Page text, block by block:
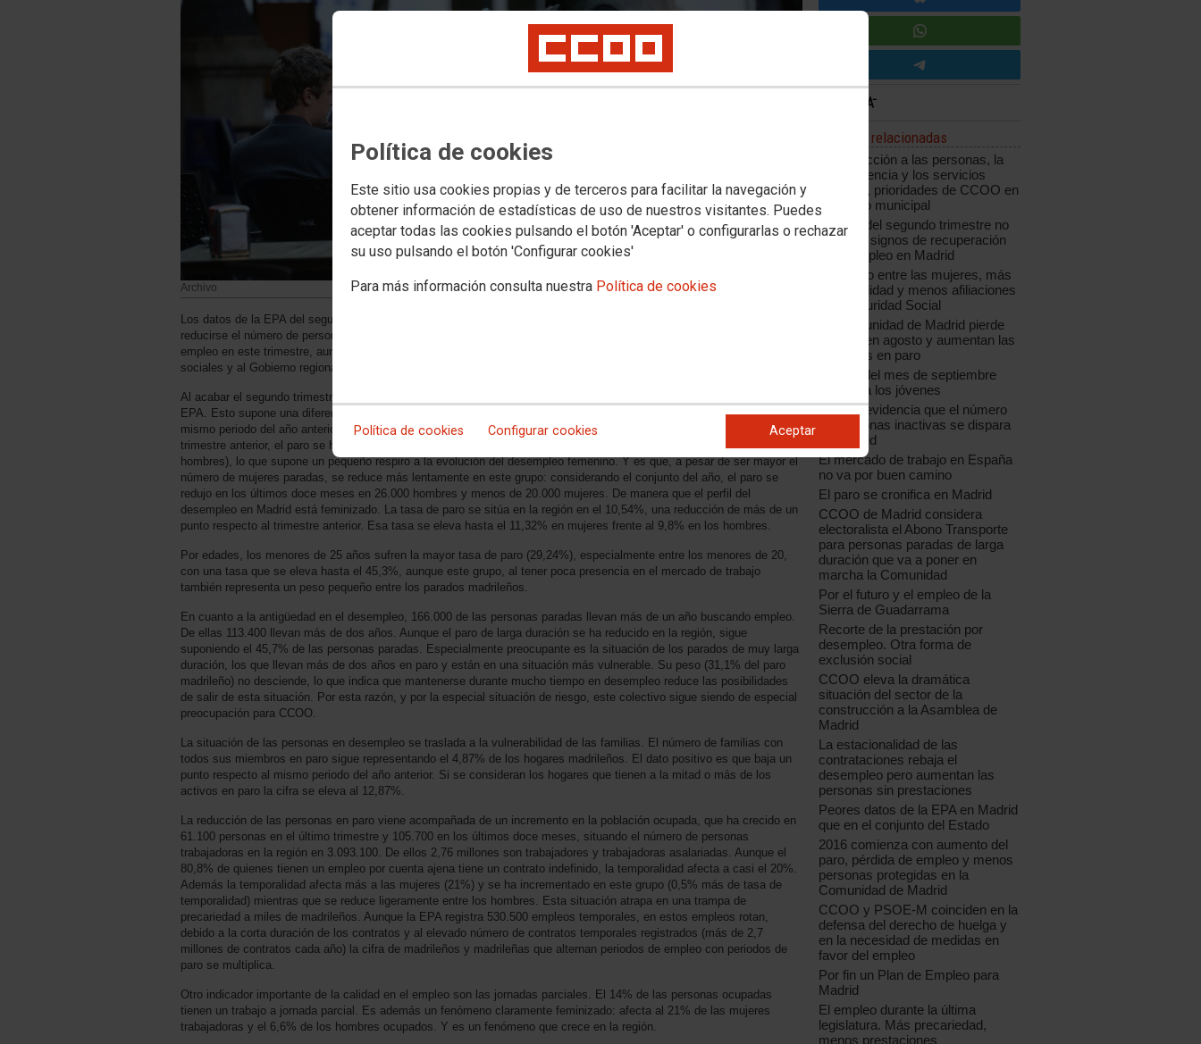
Política de cookies
Este sitio usa cookies propias y de terceros para facilitar la navegación y
obtener información de estadísticas de uso de nuestros visitantes. Puedes
aceptar todas las cookies pulsando el botón 'Aceptar' o configurarlas o rechazar
su uso pulsando el botón 'Configurar cookies'
Para más información consulta nuestra Política de cookies
Política de cookies Configurar cookies Aceptar
Archivo
Los datos de la EPA del segundo trimestre del año arrojan resultados positivos desde el punto de vista del empleo, al
reducirse el número de personas desempleadas en 37.300 personas y aumentar la ocupación en 61.100. Los datos de
empleo en este trimestre, aunque ligados a la actividad estacional, resultan positivos y llaman a las organizaciones
sociales y al Gobierno regional a salir de la parálisis y mantener el diálogo social para afrontar los retos pendientes.
Al acabar el segundo trimestre la Comunidad de Madrid tenía a 364.600 personas en desempleo, según los datos de la
EPA. Esto supone una diferencia de 37.300 parados menos con respecto al primer trimestre y 45.700 respecto al
mismo periodo del año anterior. De las personas paradas, 173.000 eran hombres y 191.600 mujeres. Respecto al
trimestre anterior, el paro se ha reducido más en las mujeres, (24.000 mujeres paradas menos frente a 13.000
hombres), lo que supone un pequeño respiro a la evolución del desempleo femenino. Y es que, a pesar de ser mayor el
número de mujeres paradas, se reduce más lentamente en este grupo: considerando el conjunto del año, el paro se
redujo en los últimos doce meses en 26.000 hombres y menos de 20.000 mujeres. De manera que el perfil del
desempleo en Madrid está feminizado. La tasa de paro se sitúa en la región en el 10,54%, una reducción de más de un
punto respecto al trimestre anterior. Esa tasa se eleva hasta el 11,32% en mujeres frente al 9,8% en los hombres.
Por edades, los menores de 25 años sufren la mayor tasa de paro (29,24%), especialmente entre los menores de 20,
con una tasa que se eleva hasta el 45,3%, aunque este grupo, al tener poca presencia en el mercado de trabajo
también representa un peso pequeño entre los parados madrileños.
En cuanto a la antigüedad en el desempleo, 166.000 de las personas paradas llevan más de un año buscando empleo.
De ellas 113.400 llevan más de dos años. Aunque el paro de larga duración se ha reducido en la región, sigue
suponiendo el 45,7% de las personas paradas. Especialmente preocupante es la situación de los parados de muy larga
duración, los que llevan más de dos años en paro y están en una situación más vulnerable. Su peso (31,1% del paro
madrileño) no desciende, lo que indica que mantenerse durante mucho tiempo en desempleo reduce las posibilidades
de salir de esta situación. Por esta razón, y por la especial situación de riesgo, este colectivo sigue siendo de especial
preocupación para CCOO.
La situación de las personas en desempleo se traslada a la vulnerabilidad de las familias. El número de familias con
todos sus miembros en paro sigue representando el 4,87% de los hogares madrileños. El dato positivo es que baja un
punto respecto al mismo periodo del año anterior. Si se consideran los hogares que tienen a la mitad o más de los
activos en paro la cifra se eleva al 12,87%.
La reducción de las personas en paro viene acompañada de un incremento en la población ocupada, que ha crecido en
61.100 personas en el último trimestre y 105.700 en los últimos doce meses, situando el número de personas
trabajadoras en la región en 3.093.100. De ellos 2,76 millones son trabajadores y trabajadoras asalariadas. Aunque el
80,8% de quienes tienen un empleo por cuenta ajena tiene un contrato indefinido, la temporalidad afecta a casi el 20%.
Además la temporalidad afecta más a las mujeres (21%) y se ha incrementado en este grupo (0,5% más de tasa de
temporalidad) mientras que se reduce ligeramente entre los hombres. Esta situación atrapa en una trampa de
precariedad a miles de madrileños. Aunque la EPA registra 530.500 empleos temporales, en estos empleos rotan,
debido a la corta duración de los contratos y al elevado número de contratos temporales registrados (más de 2,7
millones de contratos cada año) la cifra de madrileños y madrileñas que alternan periodos de empleo con periodos de
paro se multiplica.
Otro indicador importante de la calidad en el empleo son las jornadas parciales. El 14% de las personas ocupadas
tienen un trabajo a jornada parcial. Es además un fenómeno claramente feminizado: afecta al 21% de las mujeres
trabajadoras y el 6,6% de los hombres ocupados. Y es un fenómeno que crece en la región.
Noticias relacionadas
La protección a las personas, la
transparencia y los servicios
públicos, prioridades de CCOO en
el ámbito municipal
La EPA del segundo trimestre no
muestra signos de recuperación
en el empleo en Madrid
Más paro entre las mujeres, más
temporalidad y menos afiliaciones
a la Seguridad Social
La Comunidad de Madrid pierde
empleo en agosto y aumentan las
personas en paro
El paro del mes de septiembre
castiga a los jóvenes
La EPA evidencia que el número
de personas inactivas se dispara
en Madrid
El mercado de trabajo en España
no va por buen camino
El paro se cronifica en Madrid
CCOO de Madrid considera
electoralista el Abono Transporte
para personas paradas de larga
duración que va a poner en
marcha la Comunidad
Por el futuro y el empleo de la
Sierra de Guadarrama
Recorte de la prestación por
desempleo. Otra forma de
exclusión social
CCOO eleva la dramática
situación del sector de la
construcción a la Asamblea de
Madrid
La estacionalidad de las
contrataciones rebaja el
desempleo pero aumentan las
personas sin prestaciones
Peores datos de la EPA en Madrid
que en el conjunto del Estado
2016 comienza con aumento del
paro, pérdida de empleo y menos
personas protegidas en la
Comunidad de Madrid
CCOO y PSOE-M coinciden en la
defensa del derecho de huelga y
en la necesidad de medidas en
favor del empleo
Por fin un Plan de Empleo para
Madrid
El empleo durante la última
legislatura. Más precariedad,
menos prestaciones